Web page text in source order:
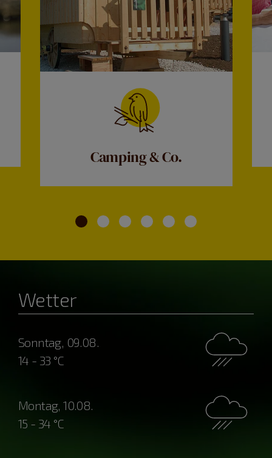
Camping & Co.
Wetter
Sonntag, 09.08.
14 - 33 °C
Montag, 10.08.
15 - 34 °C